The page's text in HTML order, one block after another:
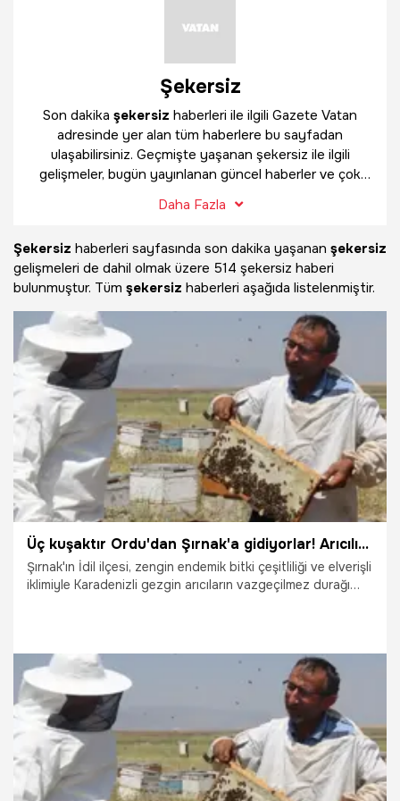
Şekersiz
Son dakika şekersiz haberleri ile ilgili Gazete Vatan
adresinde yer alan tüm haberlere bu sayfadan
ulaşabilirsiniz. Geçmişte yaşanan şekersiz ile ilgili
gelişmeler, bugün yayınlanan güncel haberler ve çok
Daha Fazla
Şekersiz haberleri sayfasında son dakika yaşanan şekersiz
gelişmeleri de dahil olmak üzere 514 şekersiz haberi
bulunmuştur. Tüm şekersiz haberleri aşağıda listelenmiştir.
Üç kuşaktır Ordu'dan Şırnak'a gidiyorlar! Arıcılık için en uygun bölge
Şırnak'ın İdil ilçesi, zengin endemik bitki çeşitliliği ve elverişli
iklimiyle Karadenizli gezgin arıcıların vazgeçilmez durağı
24.06.2026 Gündem